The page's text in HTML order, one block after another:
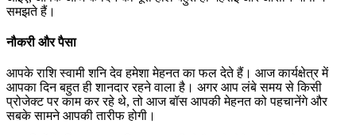
समझते हैं।
नौकरी और पैसा
आपके राशि स्वामी शनि देव हमेशा मेहनत का फल देते हैं। आज कार्यक्षेत्र में
आपका दिन बहुत ही शानदार रहने वाला है। अगर आप लंबे समय से किसी
प्रोजेक्ट पर काम कर रहे थे, तो आज बॉस आपकी मेहनत को पहचानेंगे और
सबके सामने आपकी तारीफ होगी।